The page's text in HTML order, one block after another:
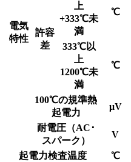
電気
特性
許容
差
上
+333℃未
満
℃
333℃以
上
1200℃未
満
℃
100℃の規準熱
起電力
μV
耐電圧（AC･
スパーク）
V
起電力検査温度
℃